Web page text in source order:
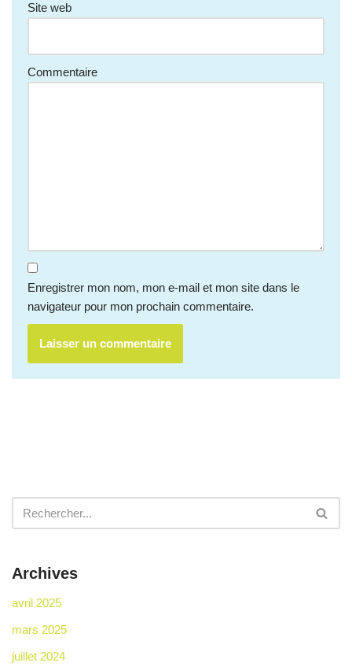
Site web
Commentaire
Enregistrer mon nom, mon e-mail et mon site dans le
navigateur pour mon prochain commentaire.
Archives
avril 2025
mars 2025
juillet 2024